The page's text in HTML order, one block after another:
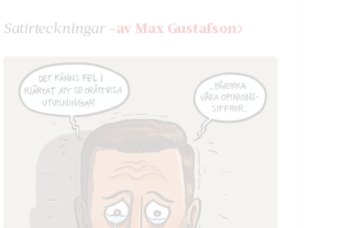
Satir­teckningar –av Max Gustafson